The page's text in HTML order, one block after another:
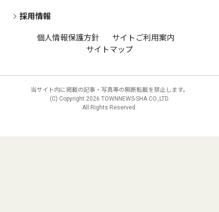
採用情報
個人情報保護方針
サイトご利用案内
サイトマップ
当サイト内に掲載の記事・写真等の無断転載を禁止します。
(C) Copyright 2026 TOWNNEWS-SHA CO.,LTD.
All Rights Reserved.